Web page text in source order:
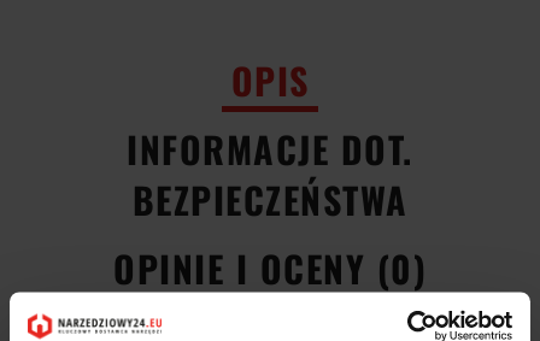
OPIS
INFORMACJE DOT.
BEZPIECZEŃSTWA
OPINIE I OCENY (0)